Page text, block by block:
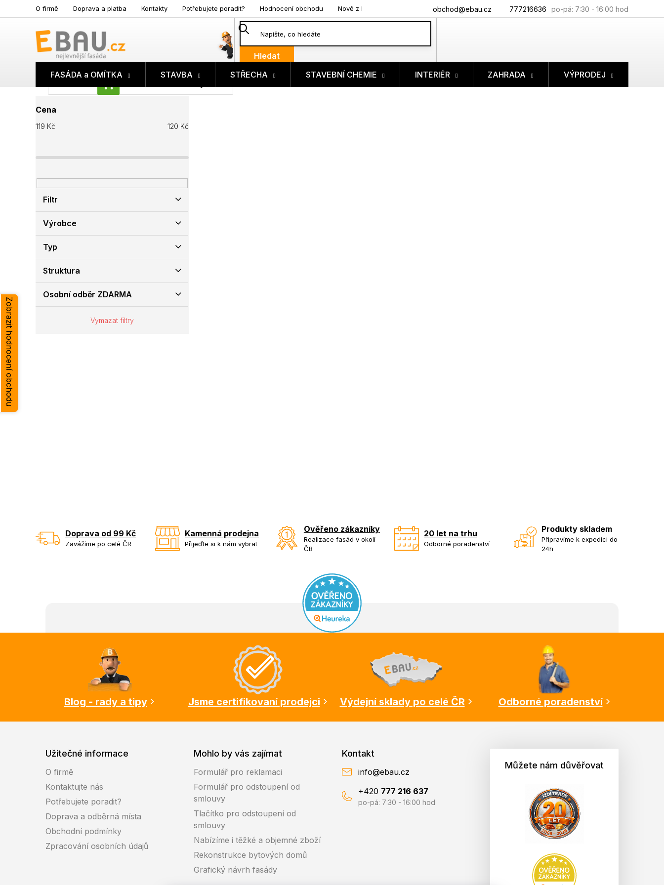
na
777216636
obchod@ebau.cz
O firmě Doprava a platba Kontakty Potřebujete poradit? Hodnocení obchodu Nově z blogu
Hledat
NÁKUPNÍ
FASÁDA a OMÍTKA STAVBA STŘECHA STAVEBNÍ CHEMIE INTERIÉR ZAHRADA VÝPRODEJ
o
s
a
n
í
a
Cena
119 Kč 120 Kč
Filtr
Výrobce
Typ
Struktura
Osobní odběr ZDARMA
Vymazat filtry
Doprava od 99 Kč
Zavážíme po celé ČR
Kamenná prodejna
Přijeďte si k nám vybrat
Ověřeno zákazníky
Realizace fasád v okolí
ČB
20 let na trhu
Odborné poradenství
Produkty skladem
Připravíme k expedici do
24h
Blog - rady a tipy
Jsme certifikovaní prodejci Výdejní sklady po celé ČR Odborné poradenství
Užitečné informace
O firmě
Kontaktujte nás
Potřebujete poradit?
Doprava a odběrná místa
Obchodní podmínky
Zpracování osobních údajů
Mohlo by vás zajímat
Formulář pro reklamaci
Formulář pro odstoupení od
smlouvy
Tlačítko pro odstoupení od
smlouvy
Nabízíme i těžké a objemné zboží
Rekonstrukce bytových domů
Grafický návrh fasády
Kontakt
info@ebau.cz
+420 777 216 637
po-pá: 7:30 - 16:00 hod
Můžete nám důvěřovat
Zobrazit hodnocení obchodu